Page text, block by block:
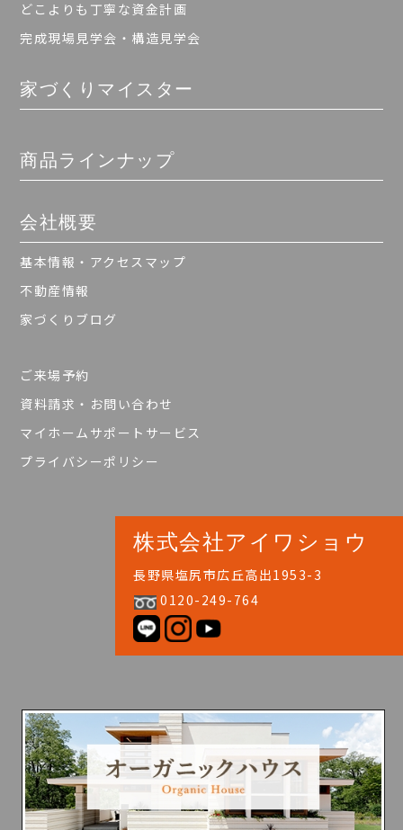
どこよりも丁寧な資金計画
完成現場見学会・構造見学会
家づくりマイスター
商品ラインナップ
会社概要
基本情報・アクセスマップ
不動産情報
家づくりブログ
ご来場予約
資料請求・お問い合わせ
マイホームサポートサービス
プライバシーポリシー
株式会社アイワショウ
長野県塩尻市広丘高出1953-3
0120-249-764